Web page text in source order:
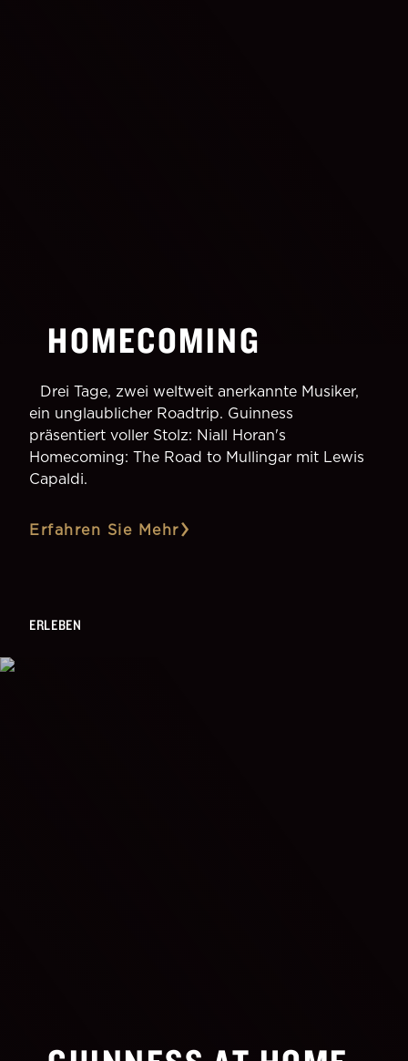
HOMECOMING
Drei Tage, zwei weltweit anerkannte Musiker,
ein unglaublicher Roadtrip. Guinness
präsentiert voller Stolz: Niall Horan's
Homecoming: The Road to Mullingar mit Lewis
Capaldi.
Erfahren Sie Mehr
ERLEBEN